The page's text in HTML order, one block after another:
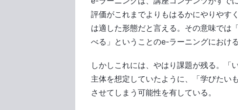
評価がこれまでよりもはるかにやりやす
は適した形態だと言える。その意味では
べる」ということのe-ラーニングにおけ
しかしこれには、やはり課題が残る。「
主体を想定していたように、「学びたい
させてしまう可能性を有している。